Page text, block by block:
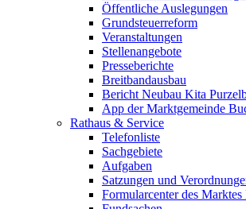
Öffentliche Auslegungen
Grundsteuerreform
Veranstaltungen
Stellenangebote
Presseberichte
Breitbandausbau
Bericht Neubau Kita
App der Marktgemeinde
Rathaus & Service
Telefonliste
Sachgebiete
Aufgaben
Satzungen und
Formularcenter des Marktes